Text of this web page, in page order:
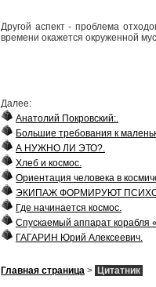
Другой аспект - проблема
времени окажется окруженной
Далее:
Анатолий Покровский:.
Большие требования к
А НУЖНО ЛИ ЭТО?.
Хлеб и космос.
Ориентация человека в
ЭКИПАЖ ФОРМИРУЮТ
Где начинается космос.
Спускаемый аппарат корабля
ГАГАРИН Юрий Алексеевич.
Главная страница > Цитатник